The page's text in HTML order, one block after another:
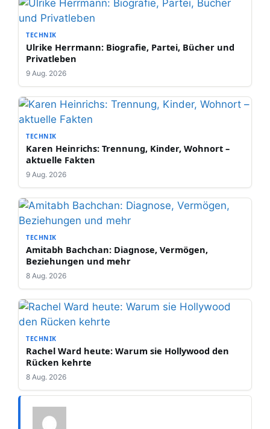
TECHNIK
Ulrike Herrmann: Biografie, Partei, Bücher und
Privatleben
9 Aug. 2026
TECHNIK
Karen Heinrichs: Trennung, Kinder, Wohnort –
aktuelle Fakten
9 Aug. 2026
TECHNIK
Amitabh Bachchan: Diagnose, Vermögen,
Beziehungen und mehr
8 Aug. 2026
TECHNIK
Rachel Ward heute: Warum sie Hollywood den
Rücken kehrte
8 Aug. 2026